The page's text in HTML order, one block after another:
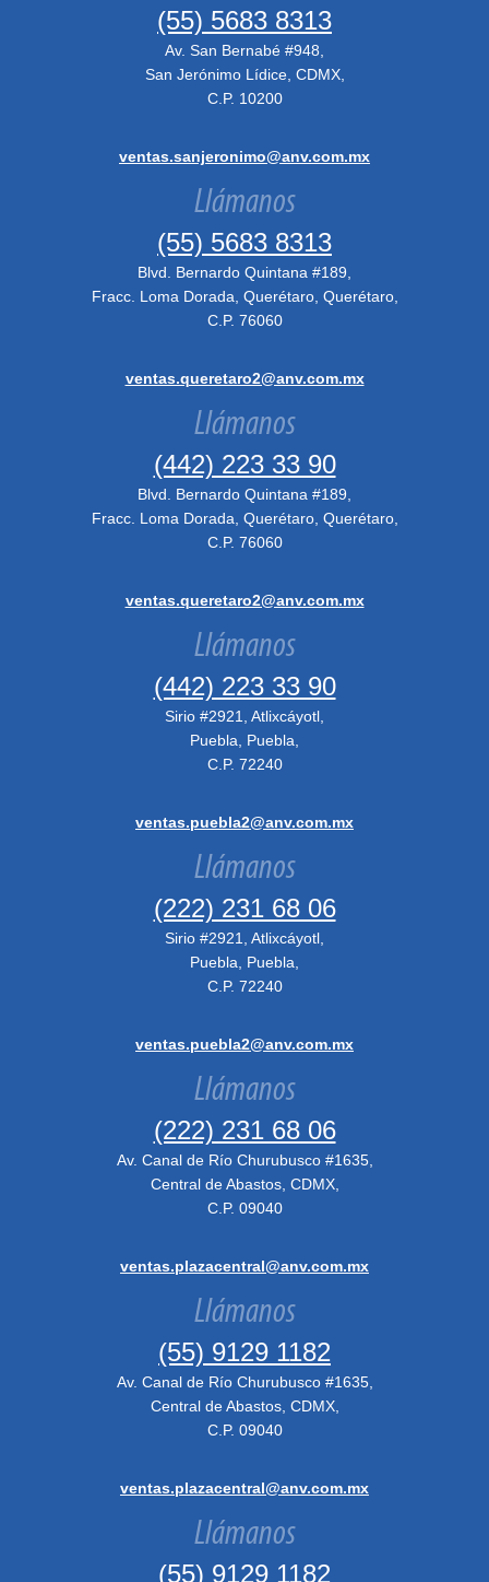
(55) 5683 8313
Av. San Bernabé #948,
San Jerónimo Lídice, CDMX,
C.P. 10200
ventas.sanjeronimo@anv.com.mx
Llámanos
(55) 5683 8313
Blvd. Bernardo Quintana #189,
Fracc. Loma Dorada, Querétaro, Querétaro,
C.P. 76060
ventas.queretaro2@anv.com.mx
Llámanos
(442) 223 33 90
Blvd. Bernardo Quintana #189,
Fracc. Loma Dorada, Querétaro, Querétaro,
C.P. 76060
ventas.queretaro2@anv.com.mx
Llámanos
(442) 223 33 90
Sirio #2921, Atlixcáyotl,
Puebla, Puebla,
C.P. 72240
ventas.puebla2@anv.com.mx
Llámanos
(222) 231 68 06
Sirio #2921, Atlixcáyotl,
Puebla, Puebla,
C.P. 72240
ventas.puebla2@anv.com.mx
Llámanos
(222) 231 68 06
Av. Canal de Río Churubusco #1635,
Central de Abastos, CDMX,
C.P. 09040
ventas.plazacentral@anv.com.mx
Llámanos
(55) 9129 1182
Av. Canal de Río Churubusco #1635,
Central de Abastos, CDMX,
C.P. 09040
ventas.plazacentral@anv.com.mx
Llámanos
(55) 9129 1182